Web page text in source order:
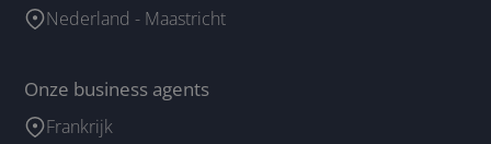
Nederland - Maastricht
Onze business agents
Frankrijk